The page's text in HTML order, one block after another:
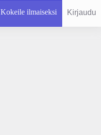
Kokeile ilmaiseksi Kirjaudu